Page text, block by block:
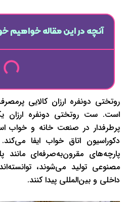
آنچه در این مقاله خواهیم
روتختی دونفره ارزان کالایی
است. ست روتختی دونفره ارزان
پرطرفدار در صنعت خانه و
دکوراسیون اتاق خواب ایفا
پارچه‌های مقرون‌به‌صرفه‌ای مانند
مصنوعی تولید می‌شوند،
داخلی و بین‌المللی پیدا کنند.